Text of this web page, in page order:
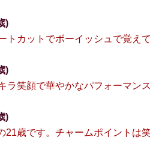
)
トカットでボーイッシュで覚え
)
ラ笑顔で華やかなパフォーマン
)
21歳です。チャームポイントは